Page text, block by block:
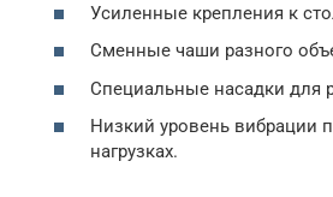
Усиленные крепления к
Сменные чаши разного
Специальные насадки для
Низкий уровень вибрации
нагрузках.